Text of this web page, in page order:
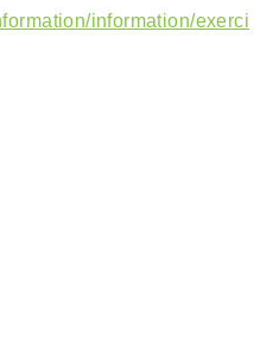
information/exerci